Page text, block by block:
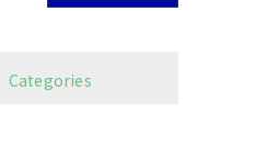
Categories